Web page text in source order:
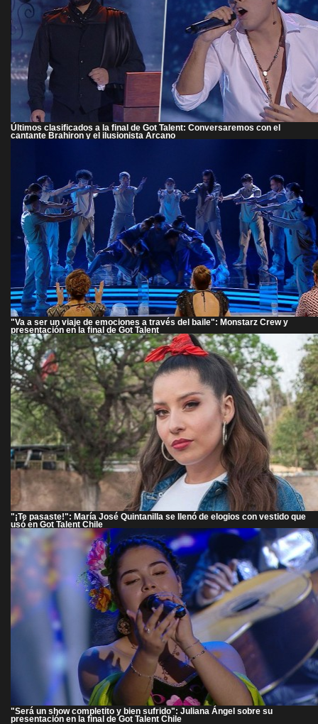
Últimos clasificados a la final de Got Talent: Conversaremos con el
cantante Brahiron y el ilusionista Arcano
"Va a ser un viaje de emociones a través del baile": Monstarz Crew y
presentación en la final de Got Talent
"¡Te pasaste!": María José Quintanilla se llenó de elogios con vestido que
usó en Got Talent Chile
"Será un show completito y bien sufrido": Juliana Ángel sobre su
presentación en la final de Got Talent Chile